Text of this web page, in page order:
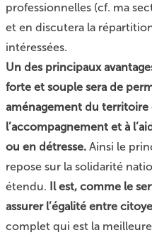
professionnelles (cf. ma
et en discutera la
intéressées.
Un des principaux
forte et souple sera de
aménagement du territoire
l’accompagnement et à
ou en détresse. Ainsi le
repose sur la solidarité
étendu. Il est, comme le
assurer l’égalité entre
complet qui est la